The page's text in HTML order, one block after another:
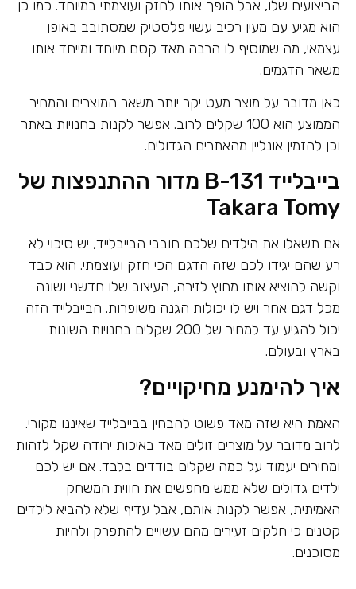
הביצועים שלו, אבל הופך אותו לחזק ועוצמתי במיוחד. כמו כן
הוא מגיע עם מעין רכיב עשוי פלסטיק שמסתובב באופן
עצמאי, מה שמוסיף לו הרבה מאד קסם מיוחד ומייחד אותו
משאר הדגמים.
כאן מדובר על מוצר מעט יקר יותר משאר המוצרים והמחיר
הממוצע הוא 100 שקלים לרוב. אפשר לקנות בחנויות באתר
וכן להזמין אונליין מהאתרים הגדולים.
בייבלייד B-131 מדור ההתנפצות של
Takara Tomy
אם תשאלו את הילדים שלכם חובבי הבייבלייד, יש סיכוי לא
רע שהם יגידו לכם שזה הדגם הכי חזק ועוצמתי. הוא כבד
וקשה להוציא אותו מחוץ לזירה, העיצוב שלו חדשני ושונה
מכל דגם אחר ויש לו יכולות הגנה משופרות. הבייבלייד הזה
יכול להגיע עד למחיר של 200 שקלים בחנויות השונות
בארץ ובעולם.
איך להימנע מחיקויים?
האמת היא שזה מאד פשוט להבחין בבייבלייד שאיננו מקורי.
לרוב מדובר על מוצרים זולים מאד באיכות ירודה שקל לזהות
ומחירים יעמוד על כמה שקלים בודדים בלבד. אם יש לכם
ילדים גדולים שלא ממש מחפשים את חווית המשחק
האמיתית, אפשר לקנות אותם, אבל עדיף שלא להביא לילדים
קטנים כי חלקים זעירים מהם עשויים להתפרק ולהיות
מסוכנים.